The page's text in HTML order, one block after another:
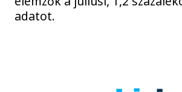
adatot.